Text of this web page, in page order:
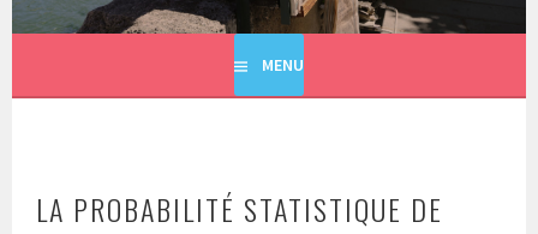
MENU
LA PROBABILITÉ STATISTIQUE DE